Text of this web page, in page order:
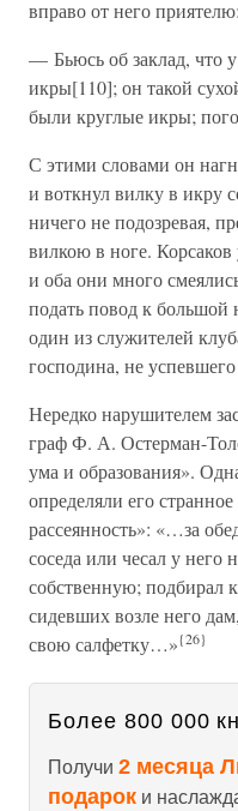
вправо от него приятелю:
— Бьюсь об заклад, что
икры[110]; он такой
были круглые икры;
С этими словами он
и воткнул вилку в икру
ничего не подозревая,
вилкою в ноге. Корсаков
и оба они много
подать повод к большой
один из служителей
господина, не
Нередко нарушителем
граф Ф. А. Остерман-
ума и образования».
определяли его
рассеянность»: «…за
соседа или чесал у него
собственную; подбирал
сидевших возле него
свою салфетку…»{26}
Более 800 000
Получи 2 месяца
подарок и